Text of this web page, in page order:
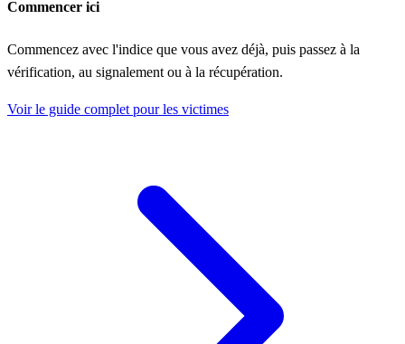
Commencer ici
Commencez avec l'indice que vous avez déjà, puis passez à la
vérification, au signalement ou à la récupération.
Voir le guide complet pour les victimes